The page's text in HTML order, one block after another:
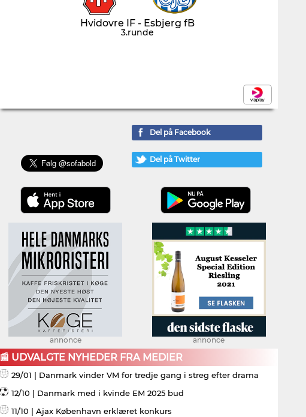
Hvidovre IF - Esbjerg fB
3.runde
Del på Facebook
Del på Twitter
annonce annonce
📰 UDVALGTE NYHEDER FRA MEDIER
29/01 | Danmark vinder VM for tredje gang i streg efter drama
12/10 | Danmark med i kvinde EM 2025 bud
11/10 | Ajax København erklæret konkurs